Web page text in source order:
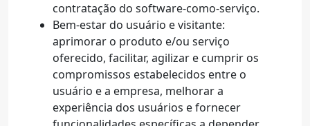
contratação do software-como-serviço.
Bem-estar do usuário e visitante:
aprimorar o produto e/ou serviço
oferecido, facilitar, agilizar e cumprir os
compromissos estabelecidos entre o
usuário e a empresa, melhorar a
experiência dos usuários e fornecer